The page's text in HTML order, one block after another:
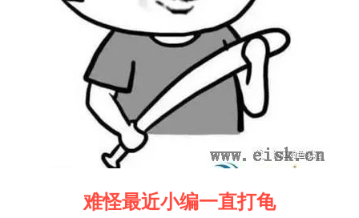
难怪最近小编一直打龟